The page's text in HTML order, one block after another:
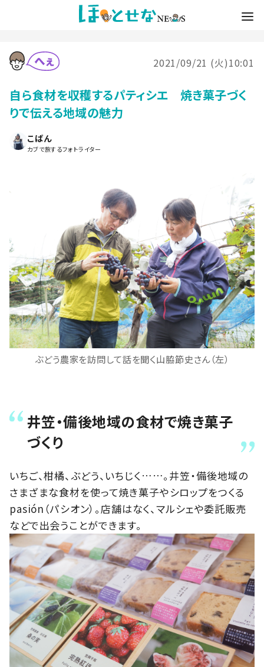
2021/09/21 (火)10:01
自ら食材を収穫するパティシエ 焼き菓子づく
りで伝える地域の魅力
こばん
カブで旅するフォトライター
ぶどう農家を訪問して話を聞く山脇節史さん（左）
井笠・備後地域の食材で焼き菓子
づくり
いちご、柑橘、ぶどう、いちじく……。井笠・備後地域の
さまざまな食材を使って焼き菓子やシロップをつくる
pasión（パシオン）。店舗はなく、マルシェや委託販売
などで出会うことができます。